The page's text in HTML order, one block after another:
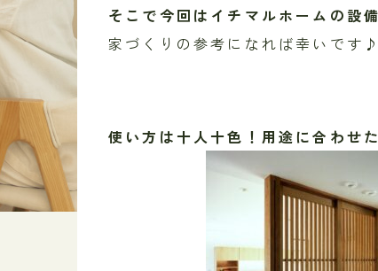
そこで今回はイチマルホームの設
家づくりの参考になれば幸いです
使い方は十人十色！用途に合わせ